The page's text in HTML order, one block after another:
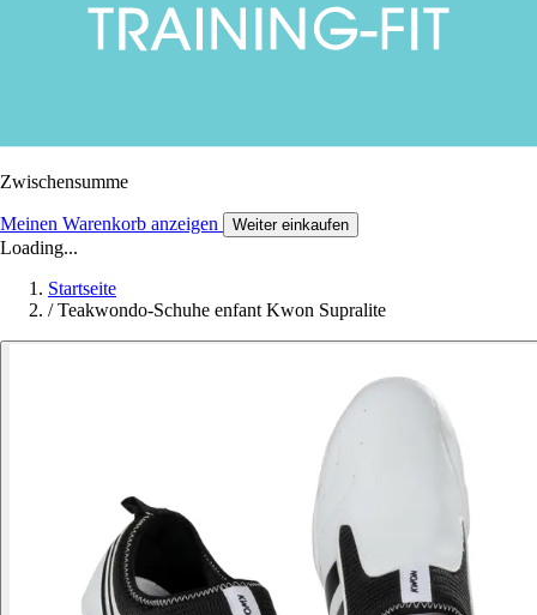
Zwischensumme
Meinen Warenkorb anzeigen Weiter einkaufen
Loading...
Startseite
/ Teakwondo-Schuhe enfant Kwon Supralite